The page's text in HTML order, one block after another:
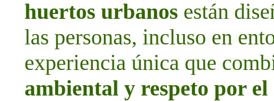
huertos urbanos están
las personas, incluso en
experiencia única que
ambiental y respeto por